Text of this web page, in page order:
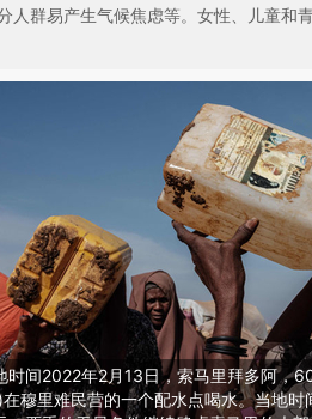
人群易产生气候焦虑等。女性、儿童和
时间2022年2月13日，索马里拜多阿，
穆里难民营的一个配水点喝水。当地